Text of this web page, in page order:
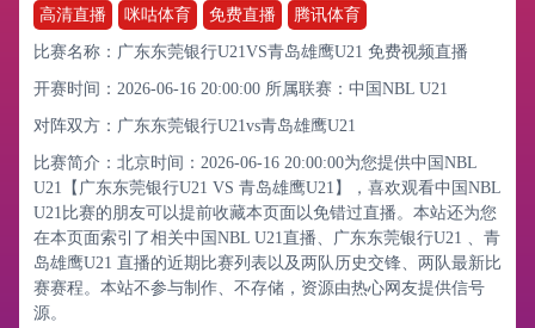
高清直播
咪咕体育 免费直播 腾讯体育
比赛名称：广东东莞银行U21VS青岛雄鹰U21 免费视频直播
开赛时间：2026-06-16 20:00:00 所属联赛： 中国NBL U21
对阵双方：广东东莞银行U21vs青岛雄鹰U21
比赛简介：北京时间：2026-06-16 20:00:00为您提供中国NBL
U21【广东东莞银行U21 VS 青岛雄鹰U21】，喜欢观看中国NBL
U21比赛的朋友可以提前收藏本页面以免错过直播。本站还为您
在本页面索引了相关中国NBL U21直播、广东东莞银行U21 、青
岛雄鹰U21 直播的近期比赛列表以及两队历史交锋、两队最新比
赛赛程。本站不参与制作、不存储，资源由热心网友提供信号
源。